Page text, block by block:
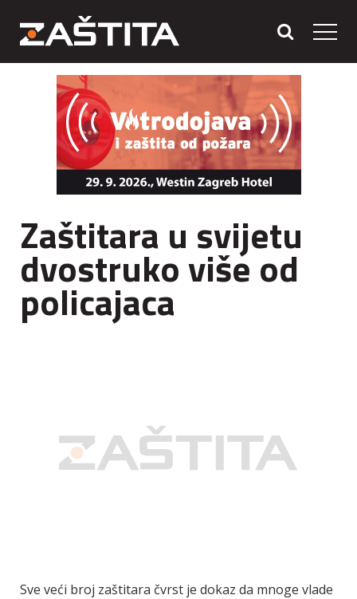
Zaštitara u svijetu
dvostruko više od
policajaca
Sve veći broj zaštitara čvrst je dokaz da mnoge vlade